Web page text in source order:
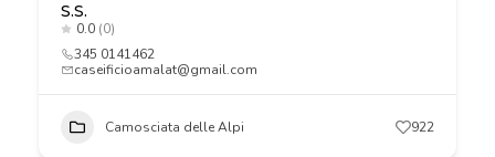
S.S.
0.0 (0)
345 0141462
caseificioamalat@gmail.com
Camosciata delle Alpi 922